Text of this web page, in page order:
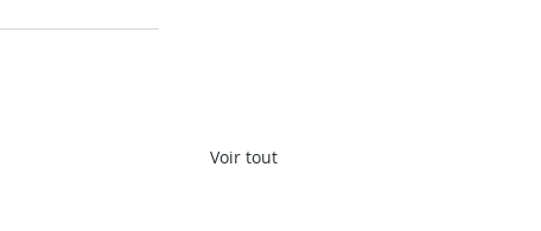
Voir tout